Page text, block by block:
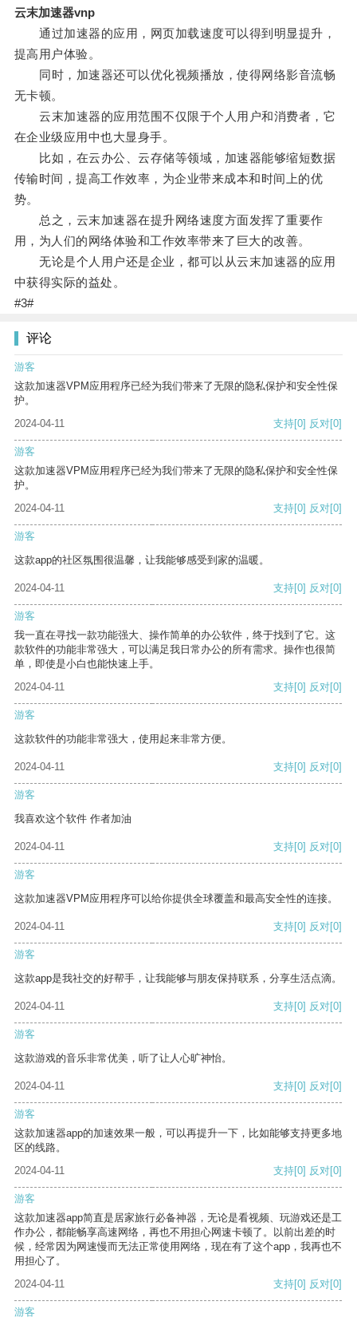
云末加速器vnp
通过加速器的应用，网页加载速度可以得到明显提升，
提高用户体验。
同时，加速器还可以优化视频播放，使得网络影音流畅
无卡顿。
云末加速器的应用范围不仅限于个人用户和消费者，它
在企业级应用中也大显身手。
比如，在云办公、云存储等领域，加速器能够缩短数据
传输时间，提高工作效率，为企业带来成本和时间上的优
势。
总之，云末加速器在提升网络速度方面发挥了重要作
用，为人们的网络体验和工作效率带来了巨大的改善。
无论是个人用户还是企业，都可以从云末加速器的应用
中获得实际的益处。
#3#
评论
游客
这款加速器VPM应用程序已经为我们带来了无限的隐私保护和安全性保
护。
2024-04-11
支持[0] 反对[0]
游客
这款加速器VPM应用程序已经为我们带来了无限的隐私保护和安全性保
护。
2024-04-11
支持[0] 反对[0]
游客
这款app的社区氛围很温馨，让我能够感受到家的温暖。
2024-04-11 支持[0] 反对[0]
游客
我一直在寻找一款功能强大、操作简单的办公软件，终于找到了它。这
款软件的功能非常强大，可以满足我日常办公的所有需求。操作也很简
单，即使是小白也能快速上手。
2024-04-11
支持[0] 反对[0]
游客
这款软件的功能非常强大，使用起来非常方便。
2024-04-11 支持[0] 反对[0]
游客
我喜欢这个软件 作者加油
2024-04-11 支持[0] 反对[0]
游客
这款加速器VPM应用程序可以给你提供全球覆盖和最高安全性的连接。
2024-04-11 支持[0] 反对[0]
游客
这款app是我社交的好帮手，让我能够与朋友保持联系，分享生活点滴。
2024-04-11 支持[0] 反对[0]
游客
这款游戏的音乐非常优美，听了让人心旷神怡。
2024-04-11 支持[0] 反对[0]
游客
这款加速器app的加速效果一般，可以再提升一下，比如能够支持更多地
区的线路。
2024-04-11
支持[0] 反对[0]
游客
这款加速器app简直是居家旅行必备神器，无论是看视频、玩游戏还是工
作办公，都能畅享高速网络，再也不用担心网速卡顿了。以前出差的时
候，经常因为网速慢而无法正常使用网络，现在有了这个app，我再也不
用担心了。
2024-04-11
支持[0] 反对[0]
游客